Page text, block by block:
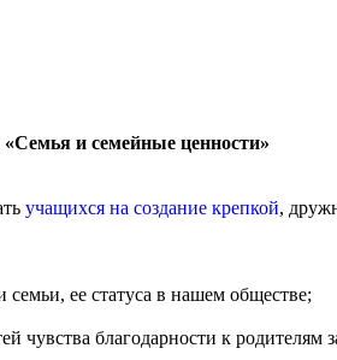
«Семья и семейные ценности»
учащихся на создание крепкой,
ее статуса в нашем обществе;
чувства благодарности к родителям